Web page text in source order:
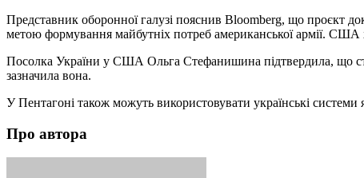
Представник оборонної галузі пояснив Bloomberg, що проєкт
метою формування майбутніх потреб американської армії. США
Посолка України у США Ольга Стефанишина підтвердила, що
зазначила вона.
У Пентагоні також можуть використовувати українські
Про автора